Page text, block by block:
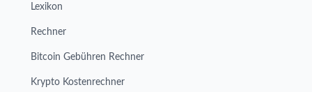
Lexikon
Rechner
Bitcoin Gebühren Rechner
Krypto Kostenrechner